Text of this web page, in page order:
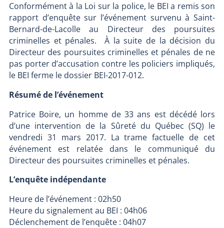
Conformément à la Loi sur la police, le BEI a remis son
rapport d’enquête sur l’événement survenu à Saint-
Bernard-de-Lacolle au Directeur des poursuites
criminelles et pénales. À la suite de la décision du
Directeur des poursuites criminelles et pénales de ne
pas porter d’accusation contre les policiers impliqués,
le BEI ferme le dossier BEI-2017-012.
Résumé de l’événement
Patrice Boire, un homme de 33 ans est décédé lors
d’une intervention de la Sûreté du Québec (SQ) le
vendredi 31 mars 2017. La trame factuelle de cet
événement est relatée dans le communiqué du
Directeur des poursuites criminelles et pénales.
L’enquête indépendante
Heure de l’événement : 02h50
Heure du signalement au BEI : 04h06
Déclenchement de l’enquête : 04h07